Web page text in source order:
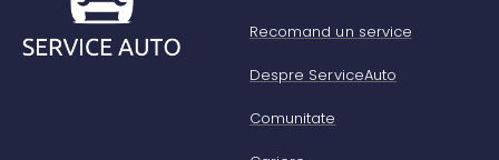
Recomand un service
Despre ServiceAuto
Comunitate